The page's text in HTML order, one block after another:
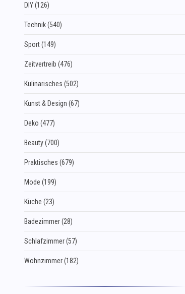
DIY (126)
Technik (540)
Sport (149)
Zeitvertreib (476)
Kulinarisches (502)
Kunst & Design (67)
Deko (477)
Beauty (700)
Praktisches (679)
Mode (199)
Küche (23)
Badezimmer (28)
Schlafzimmer (57)
Wohnzimmer (182)